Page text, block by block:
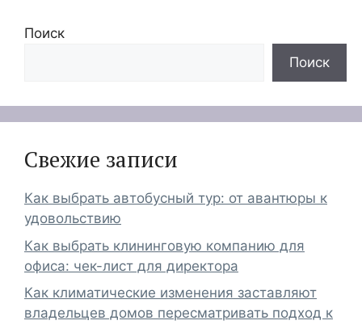
Поиск
Поиск
Свежие записи
Как выбрать автобусный тур: от авантюры к
удовольствию
Как выбрать клининговую компанию для
офиса: чек-лист для директора
Как климатические изменения заставляют
владельцев домов пересматривать подход к